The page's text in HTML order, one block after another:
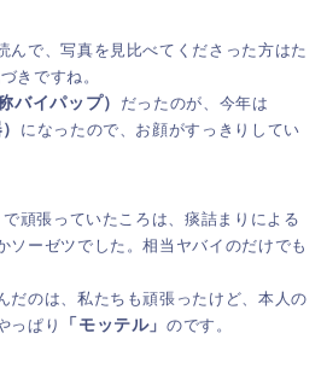
んで、写真を見比べてくださった方はた
きですね。
バイパップ） だったのが、今年は
になったので、お顔がすっきりしてい
頑張っていたころは、痰詰まりによる
ソーゼツでした。相当ヤバイのだけでも
だのは、私たちも頑張ったけど、本人の
っぱり
「モッテル」のです。